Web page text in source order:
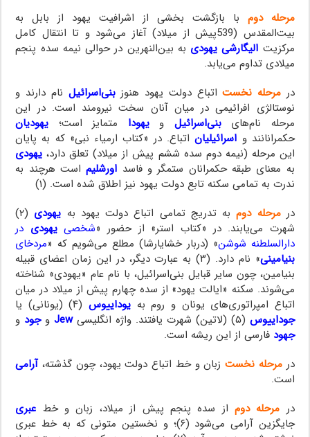
مرحله دوم با بازگشت بخشی از اشرافیت یهود از بابل به
بیت‌المقدس (539پیش از میلاد) آغاز می‌شود و تا انتقال کامل
مرکزیت الیگارشی یهودی به بین‌النهرین در حوالی نیمه سده پنجم
میلادی تداوم می‌یابد.
در مرحله نخستاتباع دولت یهود هنوزبنی‌اسرائیل نام دارند و
نوستالژی افرائیمی در میان آنان سخت نیرومند است. در این
مرحله نام‌هایبنی‌اسرائیل ویهودا متمایز است؛ یهودیان
حکمرانانند و اسرائیلیاناتباع. در «کتاب ارمیاء نبی» که به پایان
این مرحله (نیمه دوم سده ششم پیش از میلاد) تعلق دارد، یهودی
به معنای طبقه حکمرانان ستمگر و فاسد اورشلیماست هرچند به
ندرت به تمامی سکنه تابع دولت یهود نیز اطلاق شده است. (۱)
درمرحله دومبه تدریج تمامی اتباع دولت یهود به یهودی
(۲)
شهرت می‌یابند. در «کتاب استر» از حضور «شخصییهودی در
دارالسلطنه شوشن» (دربار خشایارشا) مطلع می‌شویم که «مردخای
بنیامینی
» نام دارد. (۳) به عبارت دیگر، در این زمان اعضای قبیله
بنیامین، چون سایر قبایل بنی‌اسرائیل، با نام عام «یهودی» شناخته
می‌شوند. سکنه «ایالت یهود» از سده چهارم پیش از میلاد در میان
اتباع امپراتوری‌های یونان و روم به یوداییوس(۴) (یونانی) یا
جوداییوس (۵) (لاتین) شهرت یافتند. واژه انگلیسی Jewوجود و
جهود فارسی از این ریشه است.
در مرحله نخستزبان و خط اتباع دولت یهود، چون گذشته،آرامی
است.
در مرحله دوماز سده پنجم پیش از میلاد، زبان و خط عبری
جایگزین آرامی می‌شود (۶)؛ و نخستین متونی که به خط عبری